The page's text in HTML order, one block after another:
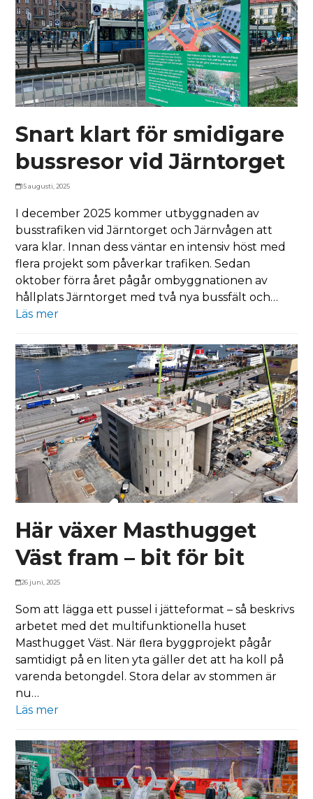
Snart klart för smidigare
bussresor vid Järntorget
15 augusti, 2025
I december 2025 kommer utbyggnaden av
busstrafiken vid Järntorget och Järnvågen att
vara klar. Innan dess väntar en intensiv höst med
flera projekt som påverkar trafiken. Sedan
oktober förra året pågår ombyggnationen av
hållplats Järntorget med två nya bussfält och…
Läs mer
Här växer Masthugget
Väst fram – bit för bit
26 juni, 2025
Som att lägga ett pussel i jätteformat – så beskrivs
arbetet med det multifunktionella huset
Masthugget Väst. När ﬂera byggprojekt pågår
samtidigt på en liten yta gäller det att ha koll på
varenda betongdel. Stora delar av stommen är
nu…
Läs mer